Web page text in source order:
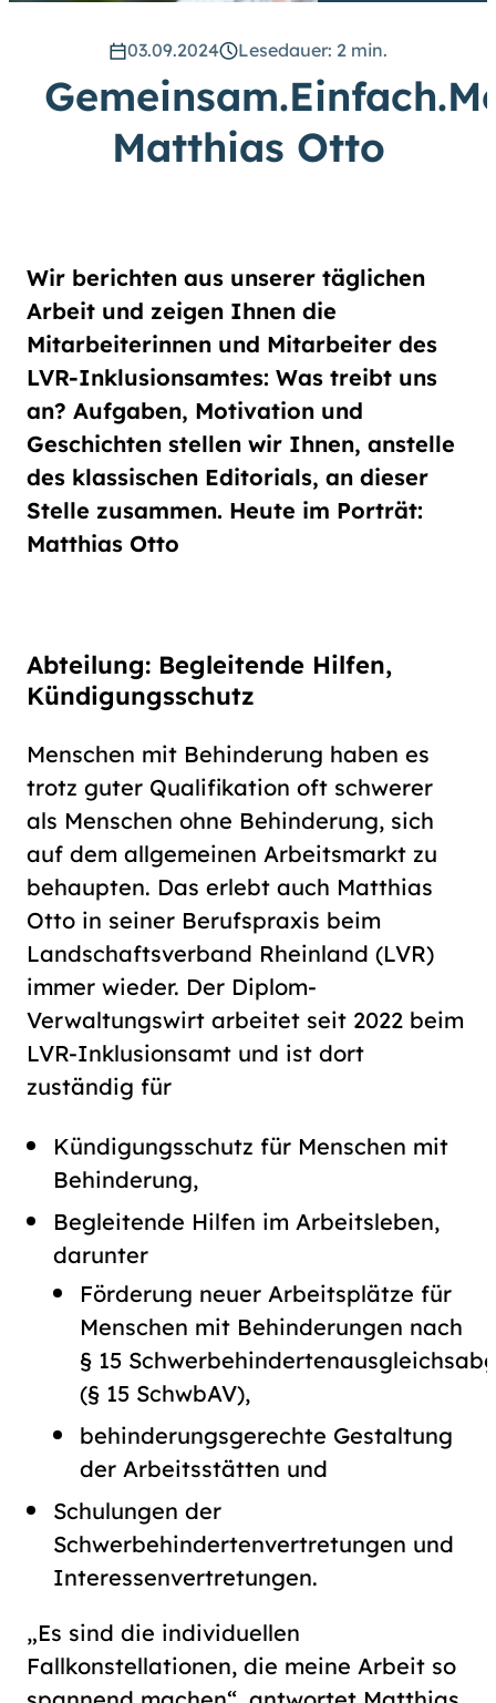
vergrößern. (Einfach bei
Schriftgröße das Feld
groß
anwählen.)
Übrigens: Unsere Videos sind mit
Untertiteln versehen.
Gebärdensprache (DGS)
Animationen
an
aus
Schriftgröße
03.09.2024 Lesedauer: 2 min.
Matthias Otto
Wir berichten aus unserer täglichen
Arbeit und zeigen Ihnen die
Mitarbeiterinnen und Mitarbeiter des
LVR-Inklusionsamtes: Was treibt uns
an? Aufgaben, Motivation und
Geschichten stellen wir Ihnen, anstelle
des klassischen Editorials, an dieser
Stelle zusammen. Heute im Porträt:
Matthias Otto
Abteilung: Begleitende Hilfen,
Kündigungsschutz
Menschen mit Behinderung haben es
trotz guter Qualifikation oft schwerer
als Menschen ohne Behinderung, sich
auf dem allgemeinen Arbeitsmarkt zu
behaupten. Das erlebt auch Matthias
Otto in seiner Berufspraxis beim
Landschaftsverband Rheinland (LVR)
immer wieder. Der Diplom-
Verwaltungswirt arbeitet seit 2022 beim
LVR-Inklusionsamt und ist dort
zuständig für
Kündigungsschutz für Menschen mit
Behinderung,
Begleitende Hilfen im Arbeitsleben,
darunter
Förderung neuer Arbeitsplätze für
Menschen mit Behinderungen nach
§ 15
(§ 15 SchwbAV),
behinderungsgerechte Gestaltung
der Arbeitsstätten und
Schulungen der
Schwerbehindertenvertretungen und
Interessenvertretungen.
„Es sind die individuellen
Fallkonstellationen, die meine Arbeit so